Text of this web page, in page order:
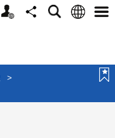
个
分
搜
语
选
>